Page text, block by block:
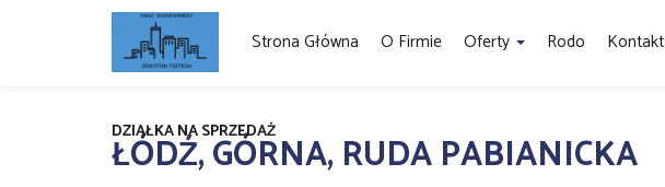
Strona Główna O Firmie Oferty Rodo Kontakt
ŁÓDŹ, GÓRNA, RUDA PABIANICKA
DZIAŁKA NA SPRZEDAŻ